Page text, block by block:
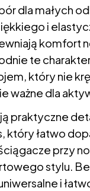
dla małych
i
komfort
te
który nie
ważne dla
praktyczne
który łatwo
przy
stylu.
i